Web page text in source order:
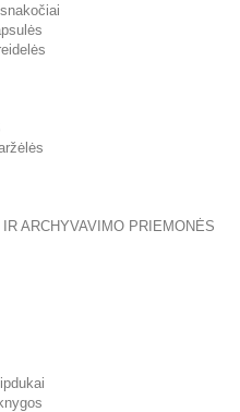
ARCHYVAVIMO PRIEMONĖS